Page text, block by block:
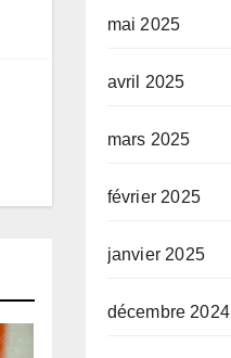
mai 2025
avril 2025
mars 2025
février 2025
janvier 2025
décembre 2024